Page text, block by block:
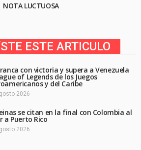
NOTA LUCTUOSA
ESTE ARTICULO
con victoria y supera a Venezuela
of Legends de los Juegos
y del Caribe
2026
se citan en la final con Colombia al
a Puerto Rico
2026